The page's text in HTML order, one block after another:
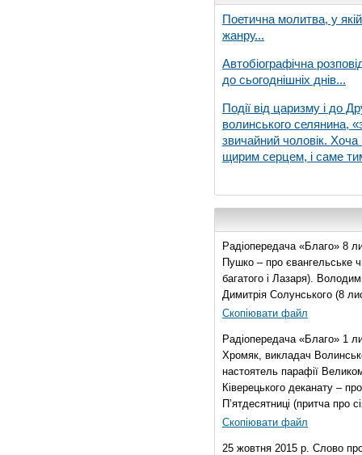
Поетична молитва, у
жанру...
Автобіографічна
до сьогоднішніх днів...
Події від царизму і до
волинського селянина,
звичайний чоловік. Хоча
щирим серцем, і саме
Радіопередача «Благо» 8
Пушко – про євангельське
багатого і Лазаря).
Димитрія Солунського (8
Скопіювати файл
Радіопередача «Благо» 1
Хромяк, викладач
настоятель парафії
Ківерецького деканату –
П’ятдесятниці (притча про
Скопіювати файл
25 жовтня 2015 р. Слово